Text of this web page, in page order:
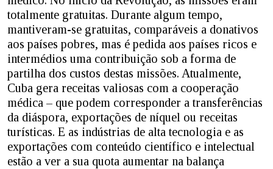
totalmente gratuitas. Durante algum tempo,
mantiveram-se gratuitas, comparáveis a donativos
aos países pobres, mas é pedida aos países ricos e
intermédios uma contribuição sob a forma de
partilha dos custos destas missões. Atualmente,
Cuba gera receitas valiosas com a cooperação
médica – que podem corresponder a transferências
da diáspora, exportações de níquel ou receitas
turísticas. E as indústrias de alta tecnologia e as
exportações com conteúdo científico e intelectual
estão a ver a sua quota aumentar na balança